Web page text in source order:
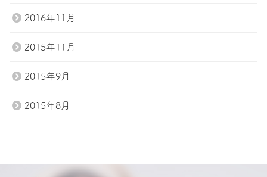
2016年11月
2015年11月
2015年9月
2015年8月